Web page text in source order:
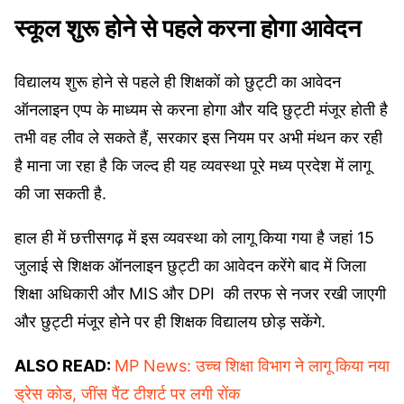
स्कूल शुरू होने से पहले करना होगा आवेदन
विद्यालय शुरू होने से पहले ही शिक्षकों को छुट्टी का आवेदन
ऑनलाइन एप्प के माध्यम से करना होगा और यदि छुट्टी मंजूर होती है
तभी वह लीव ले सकते हैं, सरकार इस नियम पर अभी मंथन कर रही
है माना जा रहा है कि जल्द ही यह व्यवस्था पूरे मध्य प्रदेश में लागू
की जा सकती है.
हाल ही में छत्तीसगढ़ में इस व्यवस्था को लागू किया गया है जहां 15
जुलाई से शिक्षक ऑनलाइन छुट्टी का आवेदन करेंगे बाद में जिला
शिक्षा अधिकारी और MIS और DPI की तरफ से नजर रखी जाएगी
और छुट्टी मंजूर होने पर ही शिक्षक विद्यालय छोड़ सकेंगे.
ALSO READ: MP News: उच्च शिक्षा विभाग ने लागू किया नया
ड्रेस कोड, जींस पैंट टीशर्ट पर लगी रोंक